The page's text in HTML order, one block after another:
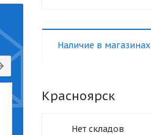
Наличие в магазинах
Красноярск
Нет складов